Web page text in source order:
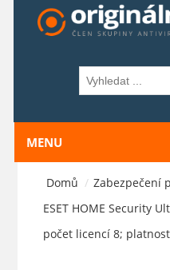
MENU
Domů / Zabezpečení
ESET HOME Security
počet licencí 8;